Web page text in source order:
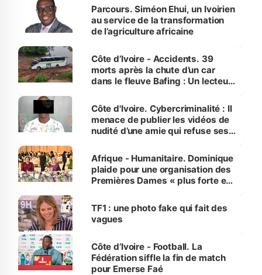
Parcours. Siméon Ehui, un Ivoirien
au service de la transformation
de l’agriculture africaine
Côte d’Ivoire - Accidents. 39
morts après la chute d’un car
dans le fleuve Bafing : Un lecteur
des Transports
Côte d'Ivoire. Cybercriminalité : Il
menace de publier les vidéos de
nudité d’une amie qui refuse ses
Afrique - Humanitaire. Dominique
plaide pour une organisation des
Premières Dames « plus forte et
sur la scène internationale »
TF1 : une photo fake qui fait des
vagues
Côte d’Ivoire - Football. La
Fédération siffle la fin de match
pour Emerse Faé